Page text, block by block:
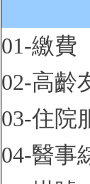
01-繳費
02-高齡
03-住院
04-醫事